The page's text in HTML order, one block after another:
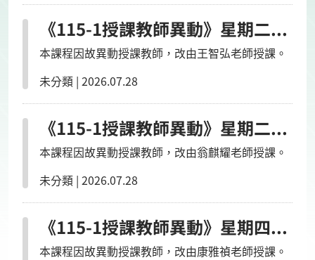
《115-1授課教師異動》星期二3-4節/基礎程式設計/民雄/
本課程因故異動授課教師，改由王智弘老師授課。
未分類 | 2026.07.28
《115-1授課教師異動》星期二1-2節/基礎程式設計/蘭潭/
本課程因故異動授課教師，改由翁麒耀老師授課。
未分類 | 2026.07.28
《115-1授課教師異動》星期四5-6節/AI教你學英文:溝通力UP!/新民/
本課程因故異動授課教師，改由康雅禎老師授課。